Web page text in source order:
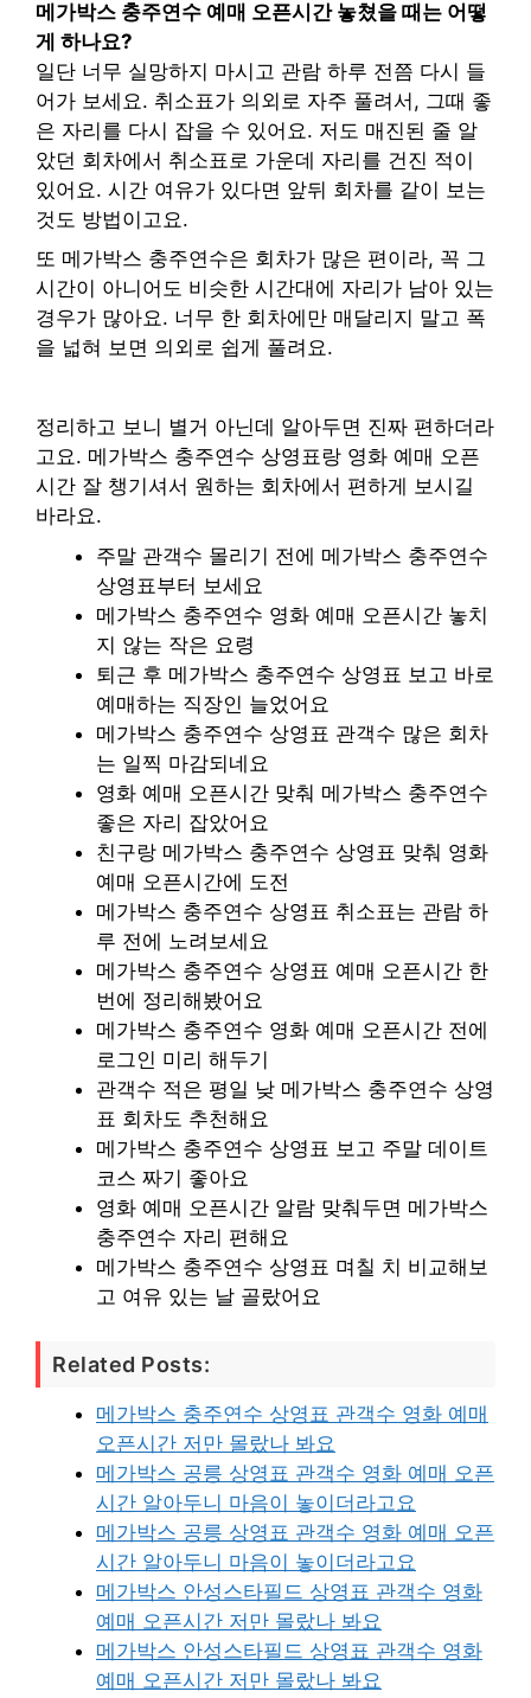
메가박스 충주연수 예매 오픈시간 놓쳤을 때는 어떻
게 하나요?
일단 너무 실망하지 마시고 관람 하루 전쯤 다시 들
어가 보세요. 취소표가 의외로 자주 풀려서, 그때 좋
은 자리를 다시 잡을 수 있어요. 저도 매진된 줄 알
았던 회차에서 취소표로 가운데 자리를 건진 적이
있어요. 시간 여유가 있다면 앞뒤 회차를 같이 보는
것도 방법이고요.
또 메가박스 충주연수은 회차가 많은 편이라, 꼭 그
시간이 아니어도 비슷한 시간대에 자리가 남아 있는
경우가 많아요. 너무 한 회차에만 매달리지 말고 폭
을 넓혀 보면 의외로 쉽게 풀려요.
정리하고 보니 별거 아닌데 알아두면 진짜 편하더라
고요. 메가박스 충주연수 상영표랑 영화 예매 오픈
시간 잘 챙기셔서 원하는 회차에서 편하게 보시길
바라요.
주말 관객수 몰리기 전에 메가박스 충주연수
상영표부터 보세요
메가박스 충주연수 영화 예매 오픈시간 놓치
지 않는 작은 요령
퇴근 후 메가박스 충주연수 상영표 보고 바로
예매하는 직장인 늘었어요
메가박스 충주연수 상영표 관객수 많은 회차
는 일찍 마감되네요
영화 예매 오픈시간 맞춰 메가박스 충주연수
좋은 자리 잡았어요
친구랑 메가박스 충주연수 상영표 맞춰 영화
예매 오픈시간에 도전
메가박스 충주연수 상영표 취소표는 관람 하
루 전에 노려보세요
메가박스 충주연수 상영표 예매 오픈시간 한
번에 정리해봤어요
메가박스 충주연수 영화 예매 오픈시간 전에
로그인 미리 해두기
관객수 적은 평일 낮 메가박스 충주연수 상영
표 회차도 추천해요
메가박스 충주연수 상영표 보고 주말 데이트
코스 짜기 좋아요
영화 예매 오픈시간 알람 맞춰두면 메가박스
충주연수 자리 편해요
메가박스 충주연수 상영표 며칠 치 비교해보
고 여유 있는 날 골랐어요
Related Posts:
메가박스 충주연수 상영표 관객수 영화 예매
오픈시간 저만 몰랐나 봐요
메가박스 공릉 상영표 관객수 영화 예매 오픈
시간 알아두니 마음이 놓이더라고요
메가박스 공릉 상영표 관객수 영화 예매 오픈
시간 알아두니 마음이 놓이더라고요
메가박스 안성스타필드 상영표 관객수 영화
예매 오픈시간 저만 몰랐나 봐요
메가박스 안성스타필드 상영표 관객수 영화
예매 오픈시간 저만 몰랐나 봐요